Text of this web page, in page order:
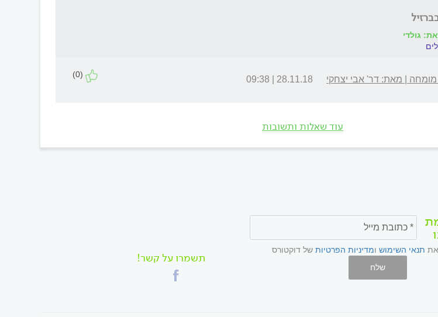
| מאת: דר' אבי יצחקי 28.11.18 | 09:38
(0)
עוד שאלות ותשובות
תנאי השימוש ומדיניות הפרטיות של דוקטורס
שלח
תשמרו על קשר!